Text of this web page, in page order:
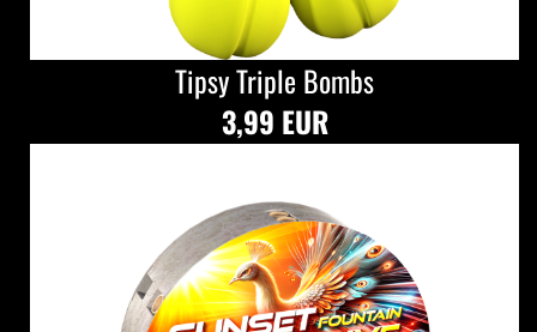
Tipsy Triple Bombs
3,99 EUR